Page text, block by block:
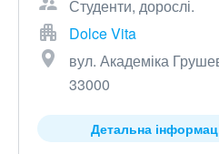
Студенти, дорослі.
Dolce Vita
вул. Академіка
33000
Детальна